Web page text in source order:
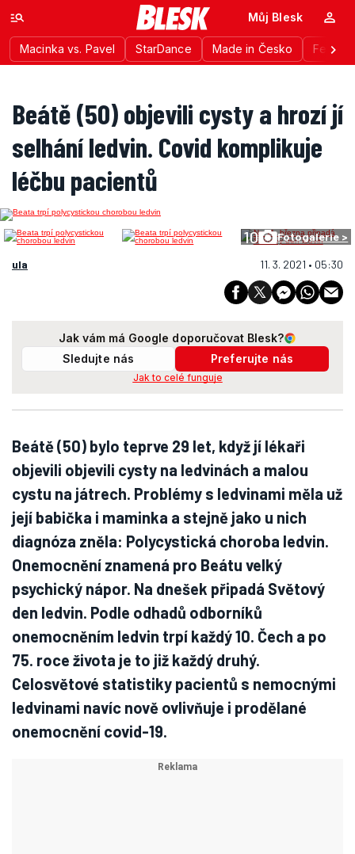
Macinka vs. Pavel StarDance Made in Česko
Můj Blesk
Beátě (50) objevili cysty a hrozí jí
selhání ledvin. Covid komplikuje
léčbu pacientů
10 Fotogalerie >
ula 11. 3. 2021 • 05:30
Jak vám má Google doporučovat Blesk?
Sledujte nás
Preferujte nás
Jak to celé funguje
Beátě (50) bylo teprve 29 let, když jí lékaři
objevili objevili cysty na ledvinách a malou
cystu na játrech. Problémy s ledvinami měla už
její babička i maminka a stejně jako u nich
diagnóza zněla: Polycystická choroba ledvin.
Onemocnění znamená pro Beátu velký
psychický nápor. Na dnešek připadá Světový
den ledvin. Podle odhadů odborníků
onemocněním ledvin trpí každý 10. Čech a po
75. roce života je to již každý druhý.
Celosvětové statistiky pacientů s nemocnými
ledvinami navíc nově ovlivňuje i prodělané
onemocnění covid-19.